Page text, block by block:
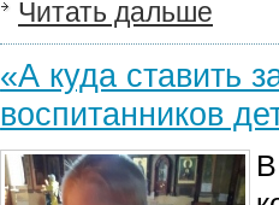
Читать дальше
«А куда ставить
воспитанников